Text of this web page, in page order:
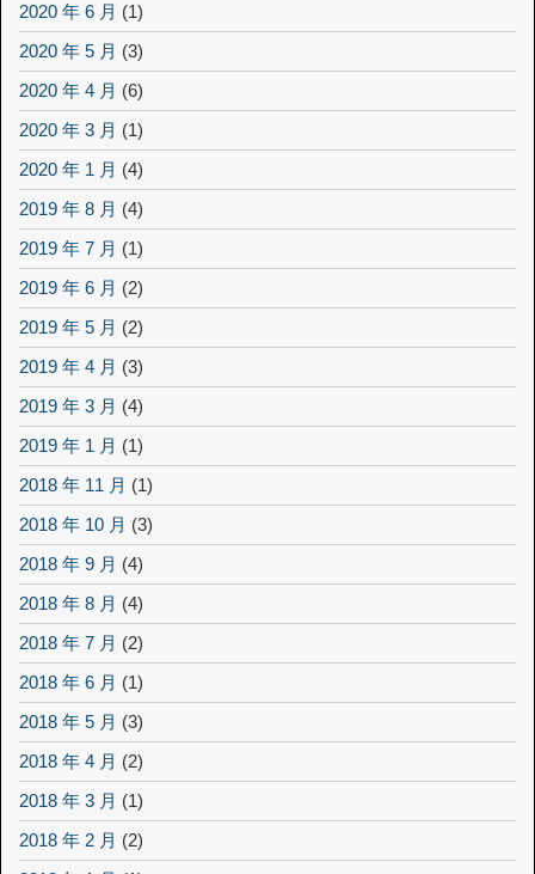
2020 年 6 月 (1)
2020 年 5 月 (3)
2020 年 4 月 (6)
2020 年 3 月 (1)
2020 年 1 月 (4)
2019 年 8 月 (4)
2019 年 7 月 (1)
2019 年 6 月 (2)
2019 年 5 月 (2)
2019 年 4 月 (3)
2019 年 3 月 (4)
2019 年 1 月 (1)
2018 年 11 月 (1)
2018 年 10 月 (3)
2018 年 9 月 (4)
2018 年 8 月 (4)
2018 年 7 月 (2)
2018 年 6 月 (1)
2018 年 5 月 (3)
2018 年 4 月 (2)
2018 年 3 月 (1)
2018 年 2 月 (2)